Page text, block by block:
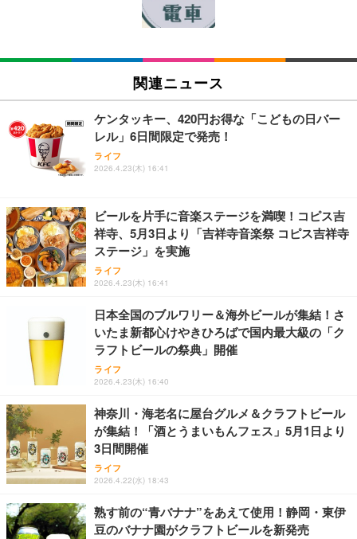
【New】Amazon Fire TV Stick HD | 手軽にストリ
￥6,980
Amazon Fire TV Stick 4K Select | 4Kの高画質スト
リーミング | ストリーミングメディアプレイヤー
Amazon Fire TV Stick 4K Plus | 映画館のような4K
体験 | ストリーミングメディアプレイヤー
￥9,980
Amazon Echo Dot (エコードット) 第5世代 - Alex
a、センサー搭載、鮮やかなサウンド｜チャコール
￥7,480
エレコム モニターアーム ワイドモニター対応 17~49
ケット付属 関節5軸 DPA-SS11BK
￥8,260
エレコム モニターアーム ディスプレイアーム シン
グル ロング 17~32インチ対応 耐荷重9kg VESA規格
対応 ブラック DPAWSN01BK
エレコム VESAマウントアダプターブラケット モニ
ター用 VESA規格対応 DPAＷQB01BK
￥2,110
エレコム モニターアーム 17~49インチ対応 耐荷重2
0kg ガススプリング式 VESA ロングアーム ワイドモ
ニター対応 ブラック DPA-SL07BK
￥7,420
エレコム ワイヤレスキーボード メンブレン 薄型 フ
ルキーボード テンキー ブラック TK-FDM110TXBK
￥1,700
【国内正規品】Keychron B1 Pro ウルトラスリム ワ
イヤレスキーボード、ZMKカスタマイズ、シザース
イッチ、2.4 GHz/Bluetooth 5.2/有線接続、ロングバ
リーホワイト（かな印字なし）, JISレイアウト)
エレコム ワイヤレスキーボード マウスセット メン
ブレン 薄型 フルキーボード ブラック TK-FDM110M
BK
エレコム ワイヤレスキーボード 静音 テンキー付 薄
型コンパクトサイズ Windows ChromeOS macOS
対応 ブラック TK-QT30DMBK
￥2,420
関連ニュース
ケンタッキー、420円お得な「こどもの日バー
レル」6日間限定で発売！
ライフ
2026.4.23(木) 16:41
ビールを片手に音楽ステージを満喫！コピス吉
祥寺、5月3日より「吉祥寺音楽祭 コピス吉祥寺
ステージ」を実施
ライフ
2026.4.23(木) 16:41
日本全国のブルワリー＆海外ビールが集結！さ
いたま新都心けやきひろばで国内最大級の「ク
ラフトビールの祭典」開催
ライフ
2026.4.23(木) 16:40
神奈川・海老名に屋台グルメ＆クラフトビール
が集結！「酒とうまいもんフェス」5月1日より
3日間開催
ライフ
2026.4.22(水) 18:43
熟す前の“青バナナ”をあえて使用！静岡・東伊
豆のバナナ園がクラフトビールを新発売